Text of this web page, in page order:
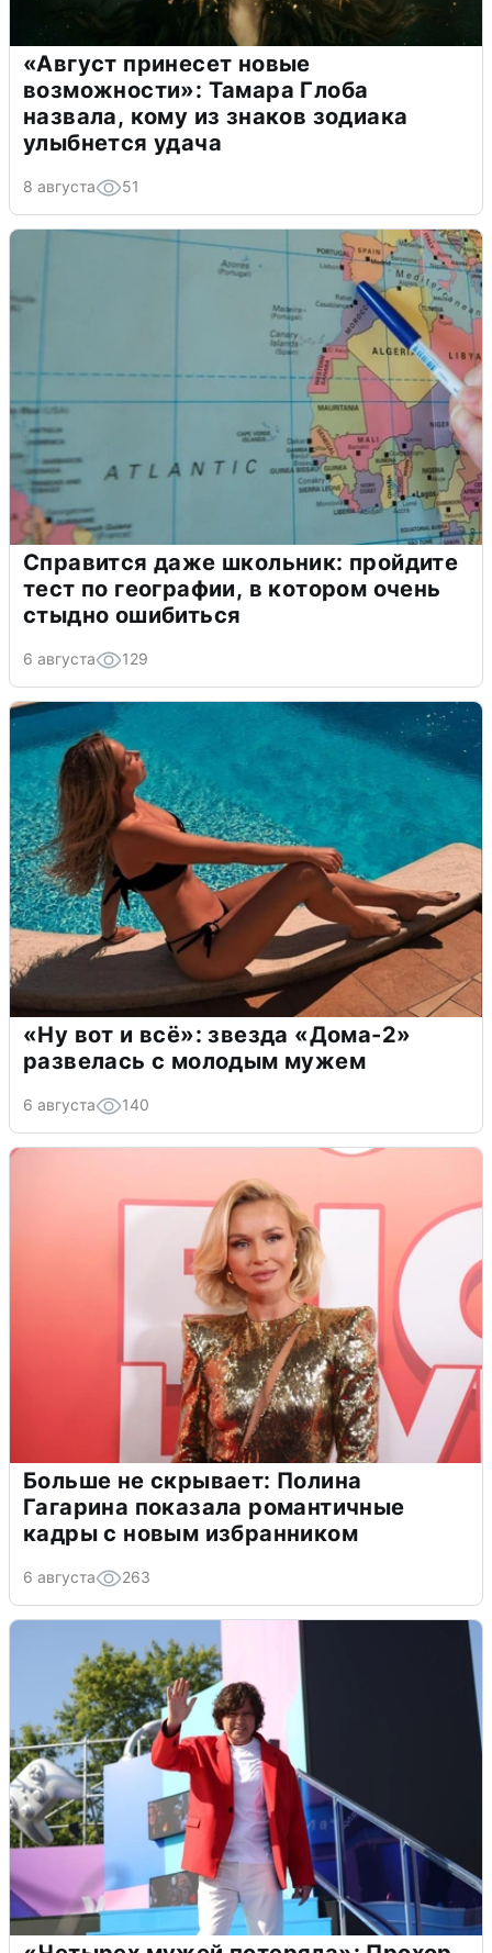
«Август принесет новые
возможности»: Тамара Глоба
назвала, кому из знаков зодиака
улыбнется удача
8 августа 51
Справится даже школьник: пройдите
тест по географии, в котором очень
стыдно ошибиться
6 августа 129
«Ну вот и всё»: звезда «Дома-2»
развелась с молодым мужем
6 августа 140
Больше не скрывает: Полина
Гагарина показала романтичные
кадры с новым избранником
6 августа 263